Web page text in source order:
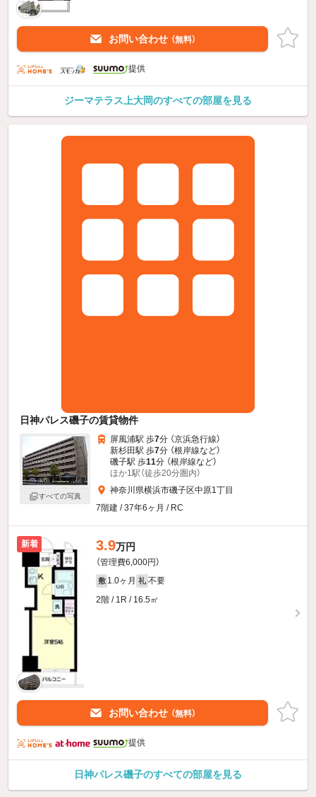
お問い合わせ （無料）
提供
ジーマテラス上大岡のすべての部屋を見る
日神パレス磯子の賃貸物件
すべての写真
屏風浦駅 歩7分 （京浜急行線）
新杉田駅 歩7分 （根岸線など）
磯子駅 歩11分 （根岸線など）
ほか1駅（徒歩20分圏内）
神奈川県横浜市磯子区中原1丁目
7階建 / 37年6ヶ月 / RC
新着 3.9万円
（管理費6,000円）
敷 1.0ヶ月 礼 不要
2階 / 1R / 16.5㎡
お問い合わせ （無料）
提供
日神パレス磯子のすべての部屋を見る